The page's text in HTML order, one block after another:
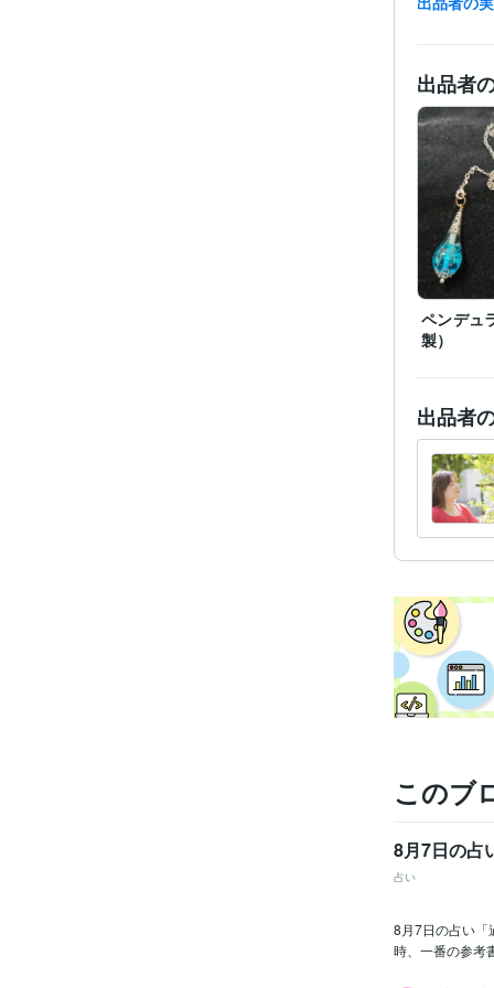
得意
出品者
ペンデュ
製）
出品者
このブ
8月7日の占
占い
8月7日の占い「
時、一番の参考